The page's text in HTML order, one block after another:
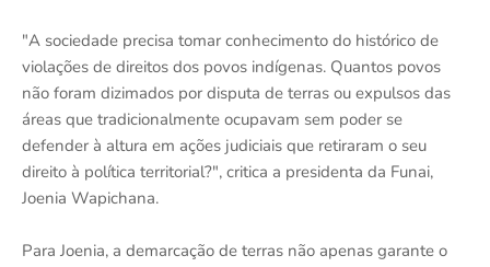
"A sociedade precisa tomar conhecimento do histórico de
violações de direitos dos povos indígenas. Quantos povos
não foram dizimados por disputa de terras ou expulsos das
áreas que tradicionalmente ocupavam sem poder se
defender à altura em ações judiciais que retiraram o seu
direito à política territorial?", critica a presidenta da Funai,
Joenia Wapichana.
Para Joenia, a demarcação de terras não apenas garante o